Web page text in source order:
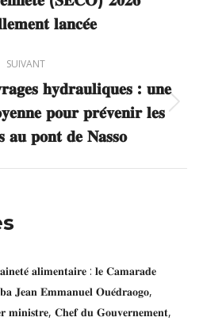
précédent
:
𝐥𝐚𝐧𝐜𝐞́𝐞
SUIVANT
Article
suivant
𝐡𝐲𝐝𝐫𝐚𝐮𝐥𝐢𝐪𝐮𝐞𝐬 : 𝐮𝐧𝐞
𝐩𝐨𝐮𝐫 𝐩𝐫𝐞́𝐯𝐞𝐧𝐢𝐫 𝐥𝐞𝐬
𝐚𝐮 𝐩𝐨𝐧𝐭 𝐝𝐞 𝐍𝐚𝐬𝐬𝐨
𝐚𝐥𝐢𝐦𝐞𝐧𝐭𝐚𝐢𝐫𝐞 : 𝐥𝐞 𝐂𝐚𝐦𝐚𝐫𝐚𝐝𝐞
𝐉𝐞𝐚𝐧 𝐄𝐦𝐦𝐚𝐧𝐮𝐞𝐥 𝐎𝐮𝐞́𝐝𝐫𝐚𝐨𝐠𝐨,
𝐦𝐢𝐧𝐢𝐬𝐭𝐫𝐞, 𝐂𝐡𝐞𝐟 𝐝𝐮 𝐆𝐨𝐮𝐯𝐞𝐫𝐧𝐞𝐦𝐞𝐧𝐭,